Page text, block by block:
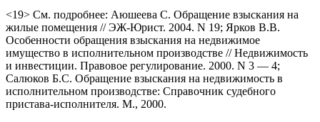
<19> См. подробнее: Аюшеева С. Обращение взыскания на
жилые помещения // ЭЖ-Юрист. 2004. N 19; Ярков В.В.
Особенности обращения взыскания на недвижимое
имущество в исполнительном производстве // Недвижимость
и инвестиции. Правовое регулирование. 2000. N 3 — 4;
Салюков Б.С. Обращение взыскания на недвижимость в
исполнительном производстве: Справочник судебного
пристава-исполнителя. М., 2000.